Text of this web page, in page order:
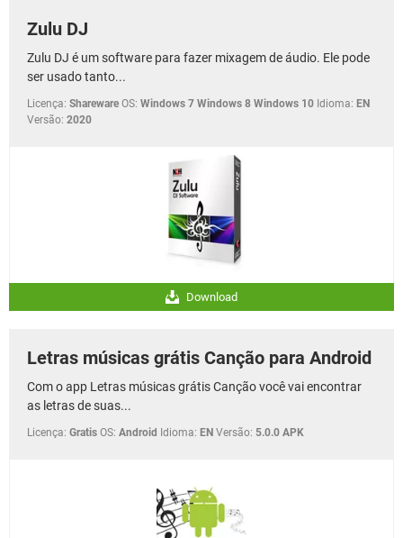
Zulu DJ
Zulu DJ é um software para fazer mixagem de áudio. Ele pode
ser usado tanto...
Licença: Shareware OS: Windows 7 Windows 8 Windows 10 Idioma: EN
Versão: 2020
Download
Letras músicas grátis Canção para Android
Com o app Letras músicas grátis Canção você vai encontrar
as letras de suas...
Licença: Gratis OS: Android Idioma: EN Versão: 5.0.0 APK